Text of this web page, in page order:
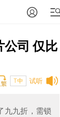
公司 仅比
试听
T中
九九折，需锁